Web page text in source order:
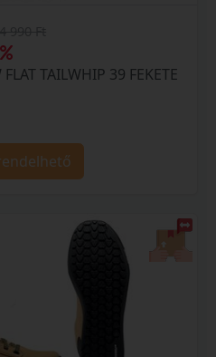
TAILWHIP 39 FEKETE